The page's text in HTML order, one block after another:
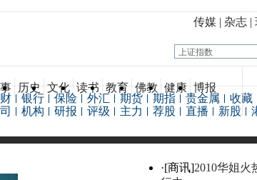
传媒| 杂志|
历史 文化 读书 教育 佛教 健康 博报
银行 保险 外汇 期货 期指 贵金属 收藏
机构 研报 评级 主力 荐股 直播 新股
·[商讯]2010华姐火